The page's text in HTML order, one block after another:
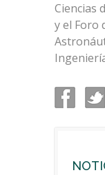
Ciencias
y el Foro